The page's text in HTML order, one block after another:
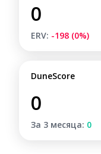
0
ERV: -198 (0%)
DuneScore
0
За 3 месяца: 0